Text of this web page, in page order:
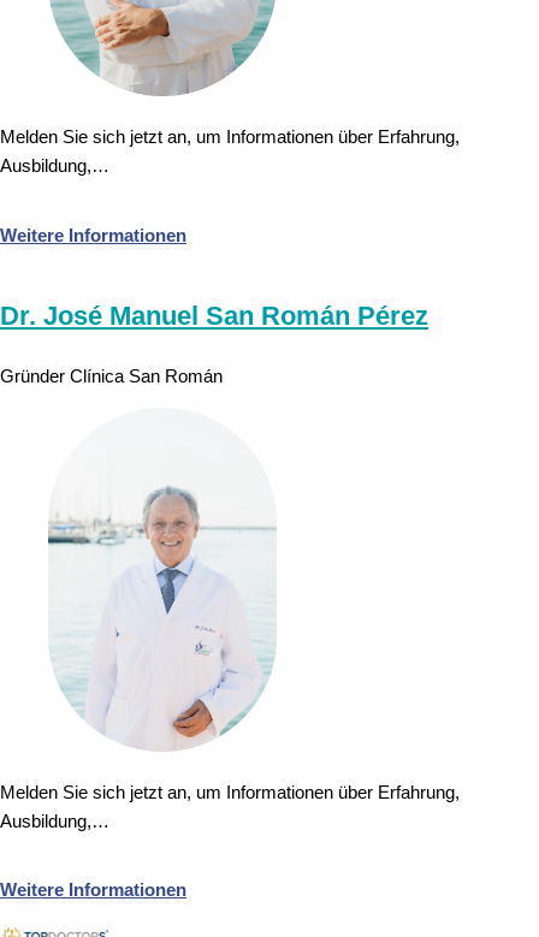
Melden Sie sich jetzt an, um Informationen über Erfahrung,
Ausbildung,…
Weitere Informationen
Dr. José Manuel San Román Pérez
Gründer Clínica San Román
Melden Sie sich jetzt an, um Informationen über Erfahrung,
Ausbildung,…
Weitere Informationen